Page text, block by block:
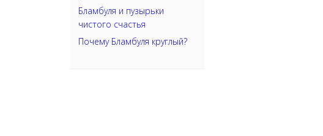
Бламбуля и пузырьки
чистого счастья
Почему Бламбуля круглый?